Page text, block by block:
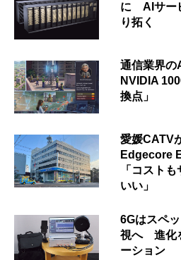
に AIサー
り拓く
通信業界
NVIDIA
換点」
愛媛CATV
Edgecore
「コスト
いい」
6Gはスペ
視へ 進化
ーション